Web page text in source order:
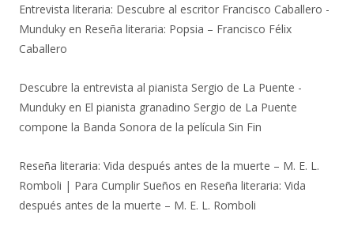
Entrevista literaria: Descubre al escritor Francisco Caballero -
Munduky en Reseña literaria: Popsia – Francisco Félix
Caballero
Descubre la entrevista al pianista Sergio de La Puente -
Munduky en El pianista granadino Sergio de La Puente
compone la Banda Sonora de la película Sin Fin
Reseña literaria: Vida después antes de la muerte – M. E. L.
Romboli | Para Cumplir Sueños en Reseña literaria: Vida
después antes de la muerte – M. E. L. Romboli